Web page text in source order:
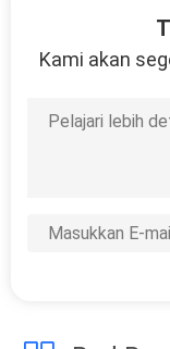
Kami akan